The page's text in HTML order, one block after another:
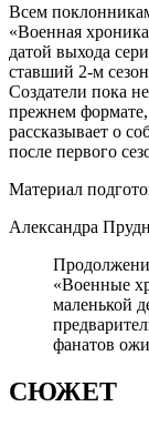
Всем
«Военная
датой выхода
ставший 2-м
Создатели пока
прежнем
рассказывает о
после первого
Материал
Александра
«Военные
маленькой
фанатов
СЮЖЕТ